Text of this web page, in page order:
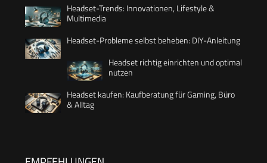
Headset-Trends: Innovationen, Lifestyle &
Multimedia
Headset-Probleme selbst beheben: DIY-Anleitung
Headset richtig einrichten und optimal
nutzen
Headset kaufen: Kaufberatung für Gaming, Büro
& Alltag